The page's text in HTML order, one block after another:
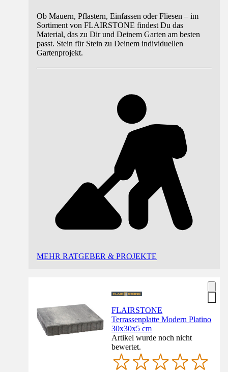
Ob Mauern, Pflastern, Einfassen oder Fliesen – im
Sortiment von FLAIRSTONE findest Du das
Material, das zu Dir und Deinem Garten am besten
passt. Stein für Stein zu Deinem individuellen
Gartenprojekt.
MEHR RATGEBER & PROJEKTE
FLAIRSTONE
Terrassenplatte Modern Platino
30x30x5 cm
Artikel wurde noch nicht
bewertet.